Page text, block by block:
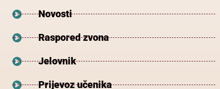
Novosti
Raspored zvona
Jelovnik
Prijevoz učenika